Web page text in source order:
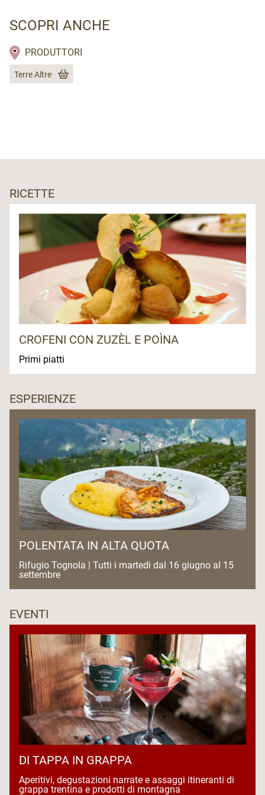
SCOPRI ANCHE
PRODUTTORI
Terre Altre
RICETTE
CROFENI CON ZUZÈL E POÌNA
Primi piatti
ESPERIENZE
POLENTATA IN ALTA QUOTA
Rifugio Tognola | Tutti i martedì dal 16 giugno al 15
settembre
EVENTI
DI TAPPA IN GRAPPA
Aperitivi, degustazioni narrate e assaggi itineranti di
grappa trentina e prodotti di montagna